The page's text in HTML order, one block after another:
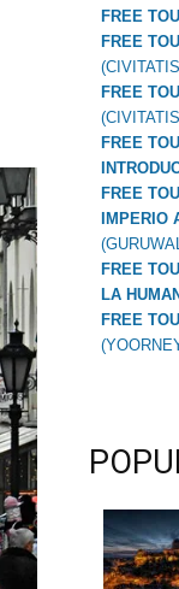
FREE
FREE
FREE
FREE
FREE
IMPERIO
FREE
LA
FREE